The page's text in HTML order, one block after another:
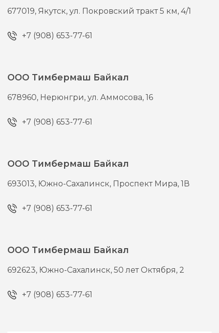
677019, Якутск,ул. Покровский тракт 5 км, 4/1
+7 (908) 653-77-61
ООО Тимбермаш Байкал
678960, Нерюнгри,ул. Аммосова, 16
+7 (908) 653-77-61
ООО Тимбермаш Байкал
693013, Южно-Сахалинск, Проспект Мира, 1В
+7 (908) 653-77-61
ООО Тимбермаш Байкал
692623, Южно-Сахалинск,50 лет Октября, 2
+7 (908) 653-77-61